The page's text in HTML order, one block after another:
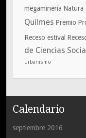
megaminería Natura
Quilmes Premio
Receso estival
de Ciencias
urbanismo
Calendario
septiembre 2016